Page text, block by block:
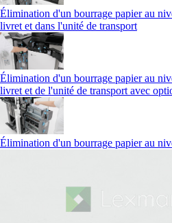
Élimination d'un bourrage papier au
livret et dans l'unité de transport
Élimination d'un bourrage papier au
livret et de l'unité de transport avec
Élimination d'un bourrage papier au